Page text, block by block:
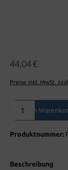
44,04 €
Preise inkl. MwSt.
Produkt Anzahl:
In den
Produktnummer:
Beschreibung